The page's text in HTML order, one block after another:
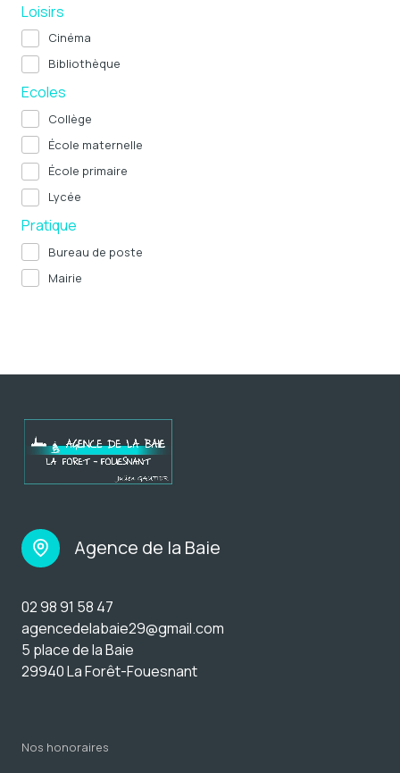
Loisirs
Cinéma
Bibliothèque
Ecoles
Collège
École maternelle
École primaire
Lycée
Pratique
Bureau de poste
Mairie
Agence de la Baie
02 98 91 58 47
agencedelabaie29@gmail.com
5 place de la Baie
29940 La Forêt-Fouesnant
nos honoraires